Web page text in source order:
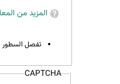
المزيد من
تفصل السطور و
CAPTCHA